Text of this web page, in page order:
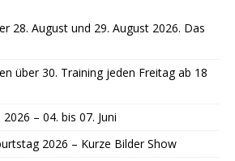
28. August und 29. August 2026. Das
über 30. Training jeden Freitag ab 18
– 04. bis 07. Juni
2026 – Kurze Bilder Show